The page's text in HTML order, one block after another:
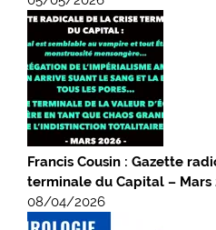
Francis Cousin : Gazette
terminale du Capital – Mars
08/04/2026